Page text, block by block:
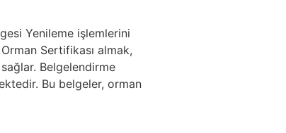
Yenileme işlemlerini
Sertifikası almak,
Belgelendirme
Bu belgeler, orman